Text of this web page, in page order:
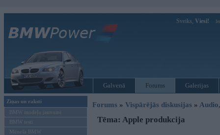
Sveiks, Viesi!
Galvenā Forums Galerijas
Ziņas un raksti
BMW modeļu jaunumi
BMW testi
Mēneša BMW
Forums » Vispārējās diskusijas »
Tēma: Apple produkcija